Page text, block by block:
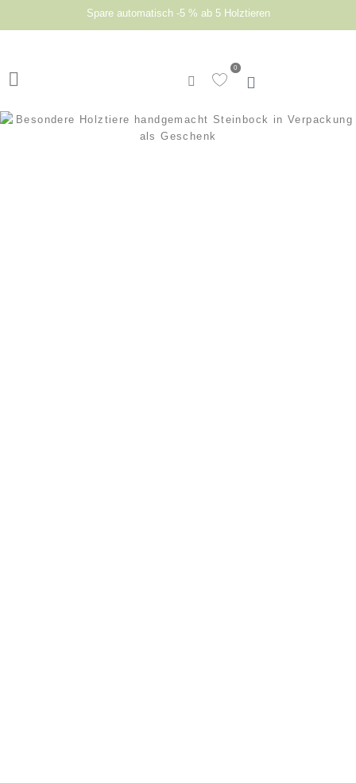
Spare automatisch -5 % ab 5 Holztieren
0